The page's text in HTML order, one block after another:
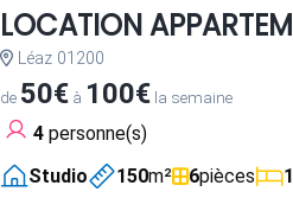
LOCATION
Léaz 01200
de 50€à 100€la semaine
4personne(s)
Studio
150m² 6pièces 1